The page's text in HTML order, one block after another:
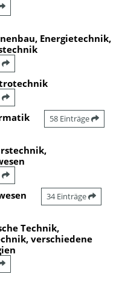
Energietechnik,
58 Einträge
34 Einträge
Technik,
verschiedene